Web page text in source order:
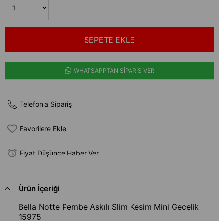
WHATSAPPTAN SİPARİŞ VER
Telefonla Sipariş
Favorilere Ekle
Fiyat Düşünce Haber Ver
Ürün İçeriği
Bella Notte Pembe Askılı Slim Kesim Mini Gecelik
15975